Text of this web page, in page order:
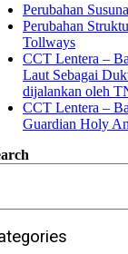
Perubahan
Perubahan
Tollways
CCT Lentera –
Laut Sebagai
dijalankan oleh
CCT Lentera –
Guardian Holy